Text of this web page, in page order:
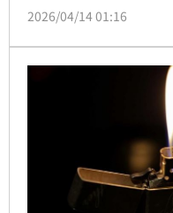
機是出於對人工智慧的
2026/04/14 01:16